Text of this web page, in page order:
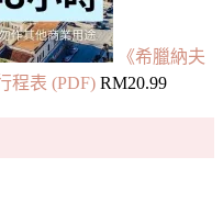
《希臘納夫
程表 (PDF) RM20.99